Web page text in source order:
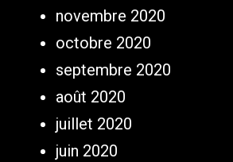
novembre 2020
octobre 2020
septembre 2020
août 2020
juillet 2020
juin 2020